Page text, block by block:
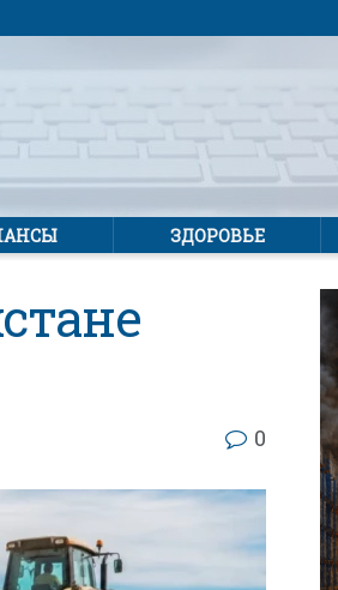
ЗДОРОВЬЕ
0
БИЗНЕС